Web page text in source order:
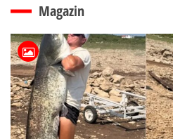
Magazin